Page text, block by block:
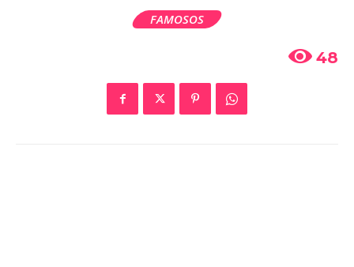
FAMOSOS
48